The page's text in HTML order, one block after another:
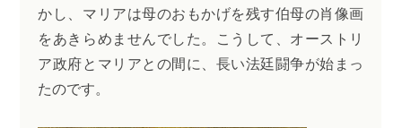
かし、マリアは母のおもかげを残す伯母の肖像画
をあきらめませんでした。こうして、オーストリ
ア政府とマリアとの間に、長い法廷闘争が始まっ
たのです。